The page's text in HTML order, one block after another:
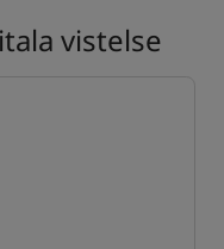
vistelse